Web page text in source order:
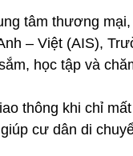
tâm thương
– Việt (AIS),
học tập và
thông khi chỉ
cư dân di